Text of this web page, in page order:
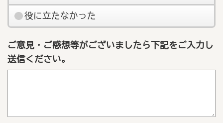
役に立たなかった
ご意見・ご感想等がございましたら下記をご入力し
送信ください。